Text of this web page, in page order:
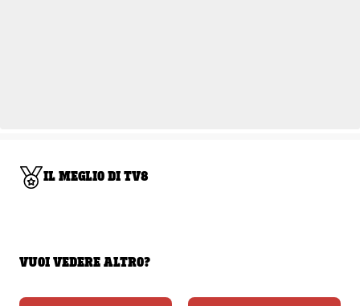
IL MEGLIO DI TV8
VUOI VEDERE ALTRO?